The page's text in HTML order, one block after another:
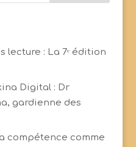
lecture : La 7ᵉ édition
Digital : Dr
gardienne des
compétence comme